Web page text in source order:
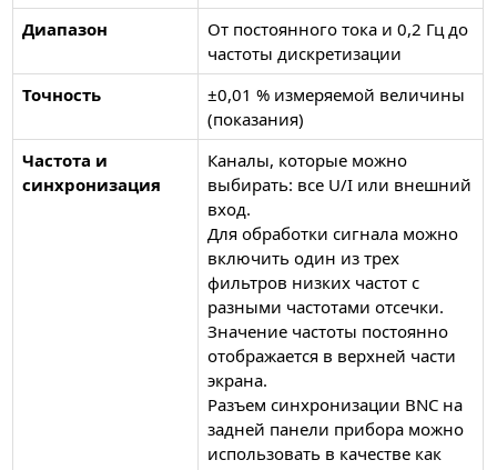
Диапазон
От постоянного тока и 0,2 Гц до
частоты дискретизации
Точность
±0,01 % измеряемой величины
(показания)
Частота и
синхронизация
Каналы, которые можно
выбирать: все U/I или внешний
вход.
Для обработки сигнала можно
включить один из трех
фильтров низких частот с
разными частотами отсечки.
Значение частоты постоянно
отображается в верхней части
экрана.
Разъем синхронизации BNC на
задней панели прибора можно
использовать в качестве как